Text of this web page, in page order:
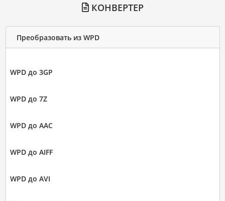
КОНВЕРТЕР
Преобразовать из WPD
WPD до 3GP
WPD до 7Z
WPD до AAC
WPD до AIFF
WPD до AVI